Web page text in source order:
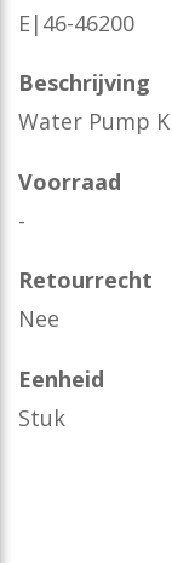
E|46-46200
Beschrijving
Water Pump
Voorraad
-
Retourrecht
Nee
Eenheid
Stuk